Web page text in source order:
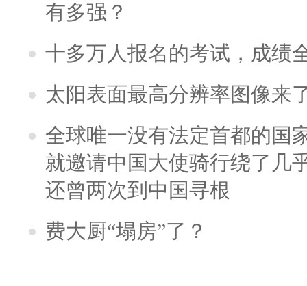
有多强？
十多万人报名的考试，成绩
太阳表面最高分辨率图像来
全球唯一没有法定首都的国
就邀请中国大使骑行绕了几
还曾两次到中国寻根
费大厨“塌房”了？